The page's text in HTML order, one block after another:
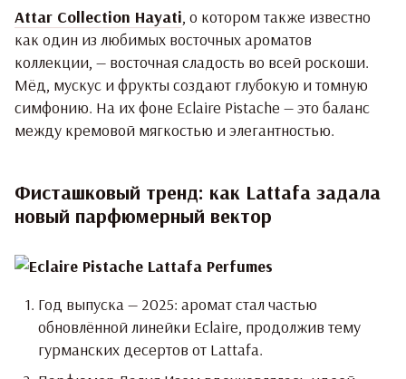
Attar Collection Hayati, о котором также известно
как один из любимых восточных ароматов
коллекции, — восточная сладость во всей роскоши.
Мёд, мускус и фрукты создают глубокую и томную
симфонию. На их фоне Eclaire Pistache — это баланс
между кремовой мягкостью и элегантностью.
Фисташковый тренд: как Lattafa задала
новый парфюмерный вектор
Год выпуска — 2025: аромат стал частью
обновлённой линейки Eclaire, продолжив тему
гурманских десертов от Lattafa.